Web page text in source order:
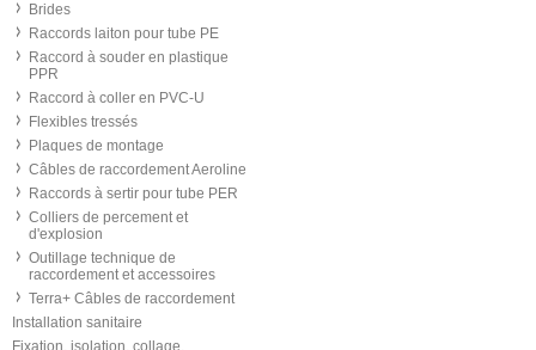
Brides
Raccords laiton pour tube PE
Raccord à souder en plastique
PPR
Raccord à coller en PVC-U
Flexibles tressés
Plaques de montage
Câbles de raccordement Aeroline
Raccords à sertir pour tube PER
Colliers de percement et
d'explosion
Outillage technique de
raccordement et accessoires
Terra+ Câbles de raccordement
Installation sanitaire
Fixation, isolation, collage,